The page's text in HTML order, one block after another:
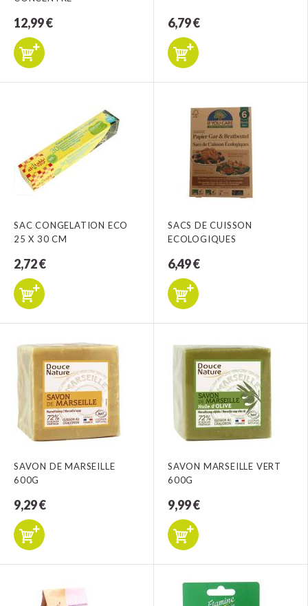
12,99 € 6,79 €
SAC CONGELATION ECO
25 X 30 CM
2,72 €
SACS DE CUISSON
ECOLOGIQUES
6,49 €
SAVON DE MARSEILLE
600G
9,29 €
SAVON MARSEILLE VERT
600G
9,99 €